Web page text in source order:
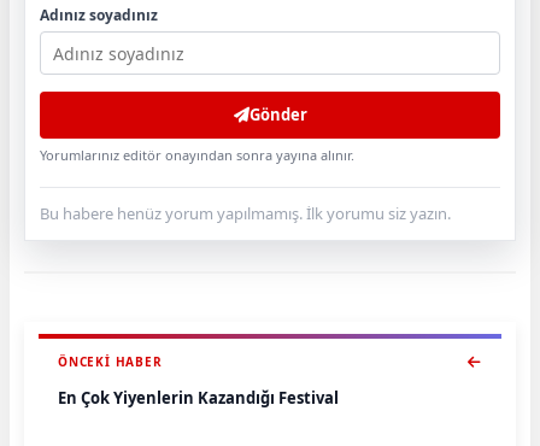
Adınız soyadınız
Gönder
Yorumlarınız editör onayından sonra yayına alınır.
Bu habere henüz yorum yapılmamış. İlk yorumu siz yazın.
ÖNCEKI HABER
En Çok Yiyenlerin Kazandığı Festival